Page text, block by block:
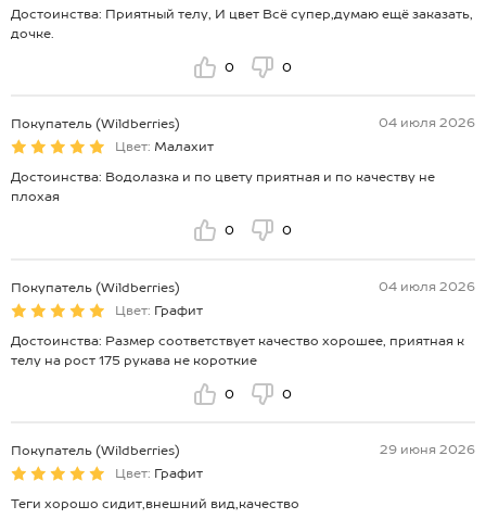
Достоинства: Приятный телу, И цвет Всё супер,думаю ещё заказать,
дочке.
0 0
Покупатель (Wildberries)
04 июля 2026
Цвет: Малахит
Достоинства: Водолазка и по цвету приятная и по качеству не
плохая
0 0
Покупатель (Wildberries)
04 июля 2026
Цвет: Графит
Достоинства: Размер соответствует качество хорошее, приятная к
телу на рост 175 рукава не короткие
0 0
Покупатель (Wildberries)
29 июня 2026
Цвет: Графит
Теги хорошо сидит,внешний вид,качество